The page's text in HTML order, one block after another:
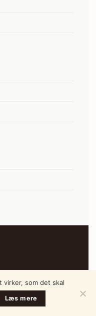
39577574
virker, som det skal
Læs mere